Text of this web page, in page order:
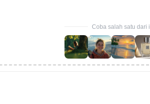
Coba salah satu dari